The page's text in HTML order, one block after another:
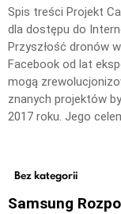
Spis treści Projekt
dla dostępu do
Przyszłość dronów
Facebook od lat
mogą
znanych projektów
2017 roku. Jego
Bez kategorii
Samsung